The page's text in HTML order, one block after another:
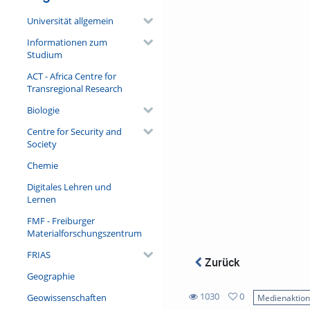
Universität allgemein
Informationen zum
Studium
ACT - Africa Centre for
Transregional Research
Biologie
Centre for Security and
Society
Chemie
Digitales Lehren und
Lernen
FMF - Freiburger
Materialforschungszentrum
FRIAS
Geographie
Geowissenschaften
Zurück
1030
0